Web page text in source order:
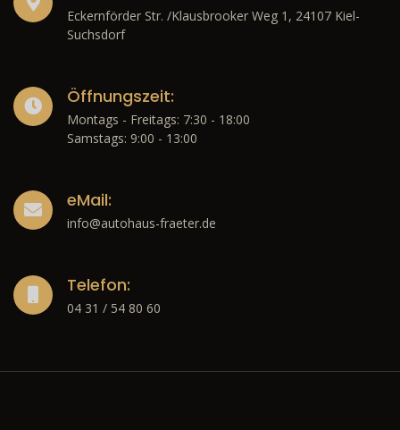
Eckernförder Str. /Klausbrooker Weg 1, 24107 Kiel-
Suchsdorf
Öffnungszeit:
Montags - Freitags: 7:30 - 18:00
Samstags: 9:00 - 13:00
eMail:
info@autohaus-fraeter.de
Telefon:
04 31 / 54 80 60